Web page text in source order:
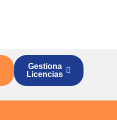
Gestiona
Licencias